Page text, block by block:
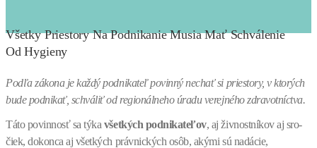
Všetky Priestory Na Podnikanie Musia Mať Schválenie
Od Hygieny
Podľa zákona je každý podnikateľ povinný nechať si priestory, v ktorých
bude podnikať, schváliť od regionálneho úradu verejného zdravotníctva.
Táto povinnosť sa týka všetkých podnikateľov, aj živnostníkov aj sro-
čiek, dokonca aj všetkých právnických osôb, akými sú nadácie,